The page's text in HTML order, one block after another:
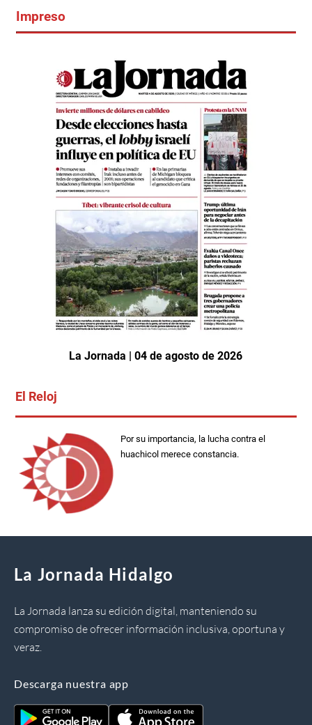
Impreso
La Jornada | 04 de agosto de 2026
El Reloj
Por su importancia, la lucha contra el
huachicol merece constancia.
La Jornada Hidalgo
La Jornada lanza su edición digital, manteniendo su
compromiso de ofrecer información inclusiva, oportuna y
veraz.
Descarga nuestra app